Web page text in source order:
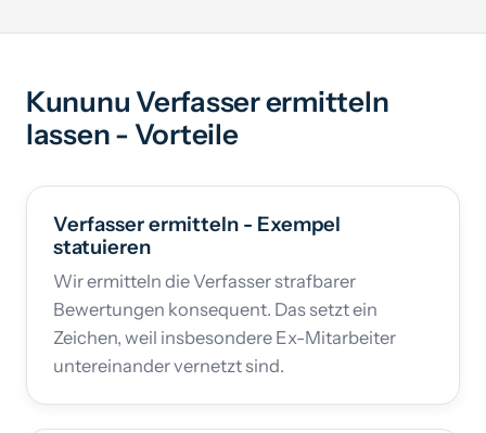
Kununu Verfasser ermitteln
lassen - Vorteile
Verfasser ermitteln - Exempel
statuieren
Wir ermitteln die Verfasser strafbarer
Bewertungen konsequent. Das setzt ein
Zeichen, weil insbesondere Ex-Mitarbeiter
untereinander vernetzt sind.